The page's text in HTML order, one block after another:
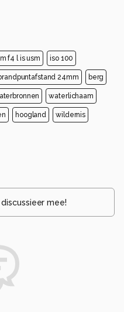
f4 l is usm iso 100
24mm berg
waterlichaam
hoogland wildernis
discussieer mee!